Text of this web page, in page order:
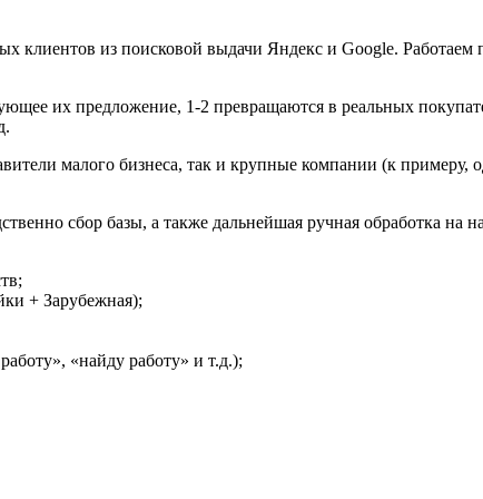
клиентов из поисковой выдачи Яндекс и Google.
их предложение, 1-2 превращаются в реальных
малого бизнеса, так и крупные компании (к
сбор базы, а также дальнейшая ручная обработка
+ Зарубежная);
«найду работу» и т.д.);